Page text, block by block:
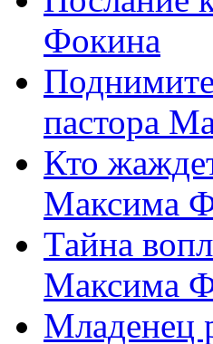
Фокина
пастора
Кто
Максима
Тайна
Максима
Младенец